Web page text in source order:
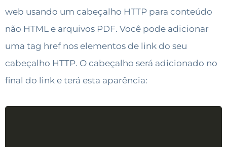
web usando um cabeçalho HTTP para conteúdo
não HTML e arquivos PDF. Você pode adicionar
uma tag href nos elementos de link do seu
cabeçalho HTTP. O cabeçalho será adicionado no
final do link e terá esta aparência: